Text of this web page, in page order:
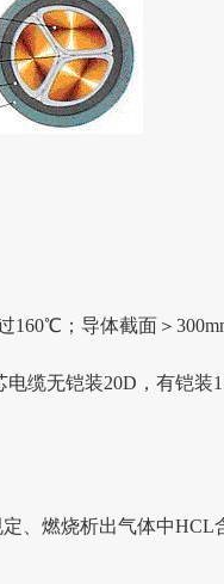
160℃ ；导体截面 ＞
电缆无铠装20D ，有铠装
定、燃烧析出气体中HCL